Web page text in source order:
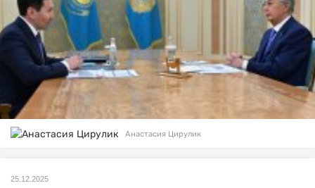
Анастасия Цирулик
25.12.2025